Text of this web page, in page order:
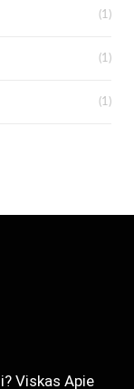
(1)
(1)
(1)
Viskas Apie